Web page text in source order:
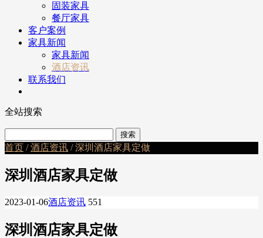
固装家具
餐厅家具
客户案例
家具新闻
家具新闻
酒店资讯
联系我们
全站搜索
首页 /酒店资讯 / 深圳酒店家具定做
深圳酒店家具定做
2023-01-06酒店资讯 551
深圳酒店家具定做